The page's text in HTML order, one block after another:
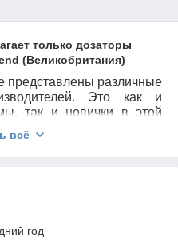
только дозаторы
(Великобритания)
представлены различные
Это как и
так и новички в этой
сожалению, обычно они
становления рынка
различными проблемами,
или Aqua Blend.
всё
год